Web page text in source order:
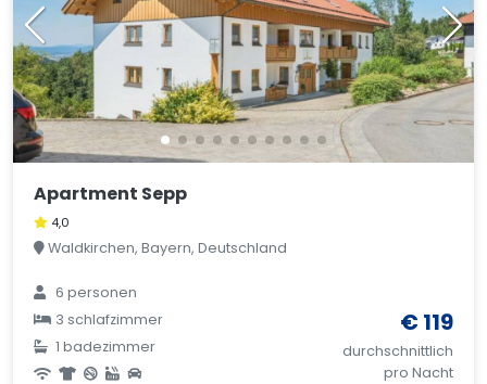
Apartment Sepp
4,0
Waldkirchen, Bayern, Deutschland
6 personen
3 schlafzimmer
1 badezimmer
€ 119
durchschnittlich
pro Nacht